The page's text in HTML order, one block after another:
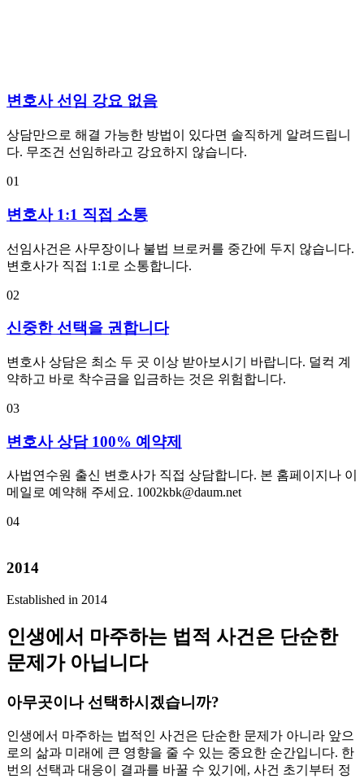
변호사 선임 강요 없음
상담만으로 해결 가능한 방법이 있다면 솔직하게 알려드립니
다. 무조건 선임하라고 강요하지 않습니다.
01
변호사 1:1 직접 소통
선임사건은 사무장이나 불법 브로커를 중간에 두지 않습니다.
변호사가 직접 1:1로 소통합니다.
02
신중한 선택을 권합니다
변호사 상담은 최소 두 곳 이상 받아보시기 바랍니다. 덜컥 계
약하고 바로 착수금을 입금하는 것은 위험합니다.
03
변호사 상담 100% 예약제
사법연수원 출신 변호사가 직접 상담합니다. 본 홈페이지나 이
메일로 예약해 주세요. 1002kbk@daum.net
04
2014
Established in 2014
인생에서 마주하는 법적 사건은 단순한
문제가 아닙니다
아무곳이나 선택하시겠습니까?
인생에서 마주하는 법적인 사건은 단순한 문제가 아니라 앞으
로의 삶과 미래에 큰 영향을 줄 수 있는 중요한 순간입니다. 한
번의 선택과 대응이 결과를 바꿀 수 있기에, 사건 초기부터 정